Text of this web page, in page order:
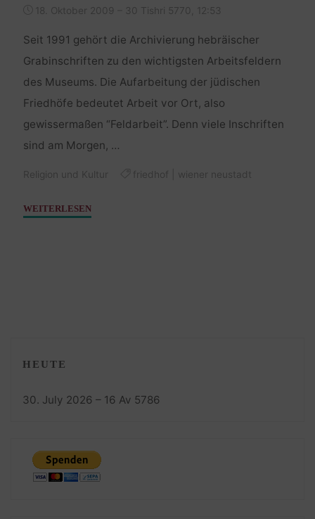
18. Oktober 2009 – 30 Tishri 5770, 12:53
Seit 1991 gehört die Archivierung hebräischer
Grabinschriften zu den wichtigsten Arbeitsfeldern
des Museums. Die Aufarbeitung der jüdischen
Friedhöfe bedeutet Arbeit vor Ort, also
gewissermaßen “Feldarbeit”. Denn viele Inschriften
sind am Morgen, …
Religion und Kultur friedhof wiener neustadt
WEITERLESEN"Bild
HEUTE
30. July 2026 – 16 Av 5786